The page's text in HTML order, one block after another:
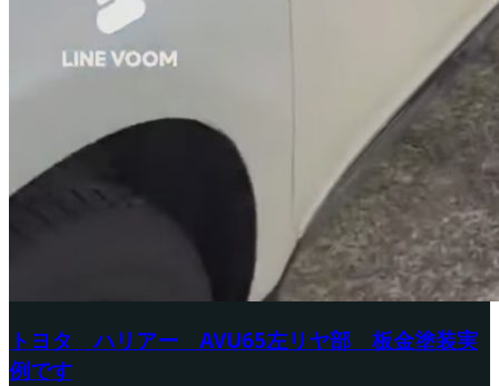
トヨタ ハリアー AVU65左リヤ部 板金塗装実
例です